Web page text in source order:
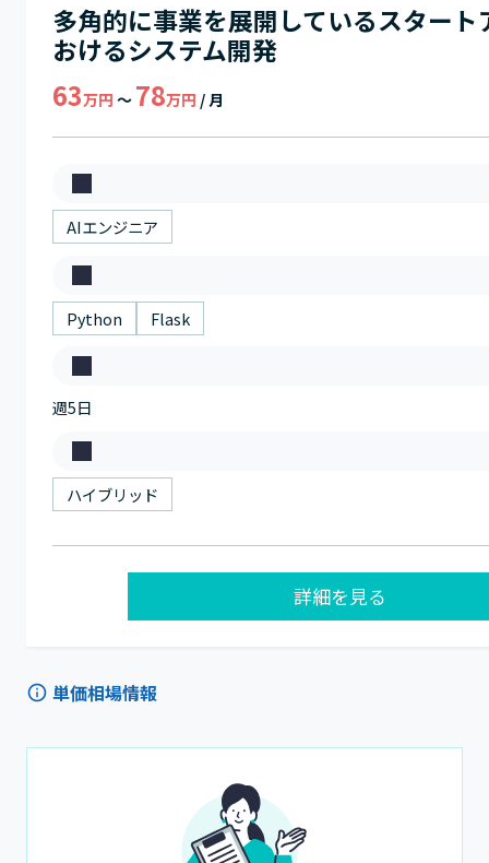
多角的に事業を展開しているスタート
おけるシステム開発
63万円 ～ 78万円 / 月
募
集
種
AIエンジニア
ス
キ
ル
Python Flask
稼
働
日
数
週5日
働
き
ハイブリッド
詳細を見る
単価相場情報